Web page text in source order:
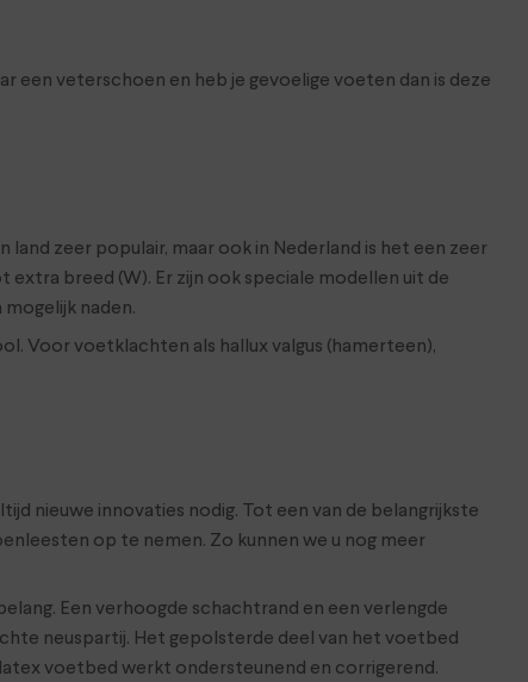
een veterschoen en heb je gevoelige voeten dan is deze
zeer populair, maar ook in Nederland is het een zeer
breed (W). Er zijn ook speciale modellen uit de
naden.
Voor voetklachten als hallux valgus (hamerteen),
nieuwe innovaties nodig. Tot een van de belangrijkste
op te nemen. Zo kunnen we u nog meer
Een verhoogde schachtrand en een verlengde
neuspartij. Het gepolsterde deel van het voetbed
voetbed werkt ondersteunend en corrigerend.